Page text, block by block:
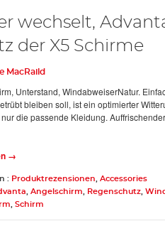
wechselt,
der X5 Schirme
MacRaild
Unterstand, WindabweiserNatur.
bleiben soll, ist ein optimierter
die passende Kleidung.
→
: Produktrezensionen
Accessories
Angelschirm Regenschutz,
Schirm